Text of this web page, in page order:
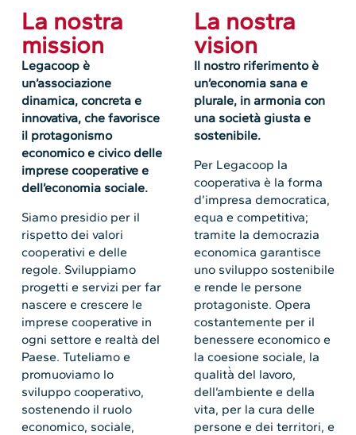
La nostra
mission
Legacoop è
un’associazione
dinamica, concreta e
innovativa, che favorisce
il protagonismo
economico e civico delle
imprese cooperative e
dell’economia sociale.
Siamo presidio per il
rispetto dei valori
cooperativi e delle
regole. Sviluppiamo
progetti e servizi per far
nascere e crescere le
imprese cooperative in
ogni settore e realtà del
Paese. Tuteliamo e
promuoviamo lo
sviluppo cooperativo,
sostenendo il ruolo
economico, sociale,
La nostra
vision
Il nostro riferimento è
un’economia sana e
plurale, in armonia con
una società giusta e
sostenibile.
Per Legacoop la
cooperativa è la forma
d’impresa democratica,
equa e competitiva;
tramite la democrazia
economica garantisce
uno sviluppo sostenibile
e rende le persone
protagoniste. Opera
costantemente per il
benessere economico e
la coesione sociale, la
qualità̀ del lavoro,
dell’ambiente e della
vita, per la cura delle
persone e dei territori, e